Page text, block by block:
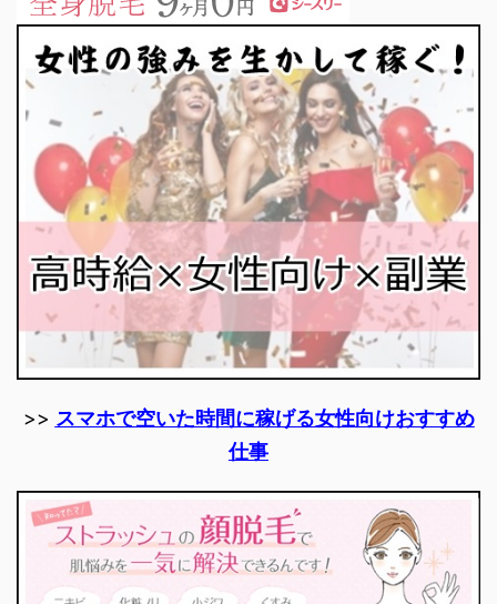
>> スマホで空いた時間に稼げる女性向けおすすめ
仕事